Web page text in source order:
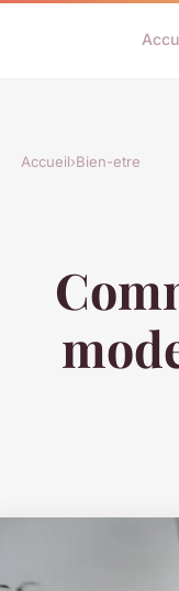
Accueil›Bien-etre